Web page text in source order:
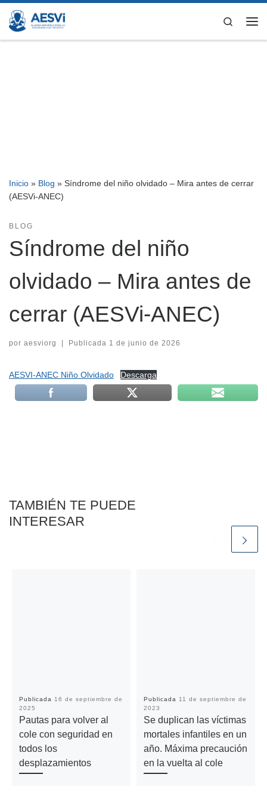
Saltar al contenido
Search
Inicio » Blog » Síndrome del niño olvidado – Mira antes de cerrar
(AESVi-ANEC)
BLOG
Síndrome del niño
olvidado – Mira antes de
cerrar (AESVi-ANEC)
por aesviorg | Publicada 1 de junio de 2026
AESVI-ANEC Niño Olvidado Descarga
TAMBIÉN TE PUEDE
INTERESAR
Publicada 16 de septiembre de
2025
Pautas para volver al
cole con seguridad en
todos los
desplazamientos
Publicada 11 de septiembre de
2023
Se duplican las víctimas
mortales infantiles en un
año. Máxima precaución
en la vuelta al cole